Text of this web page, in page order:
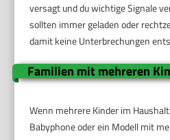
versagt und du wichtige Signale
sollten immer geladen oder
damit keine Unterbrechungen
Familien mit mehreren
Wenn mehrere Kinder im
Babyphone oder ein Modell mit